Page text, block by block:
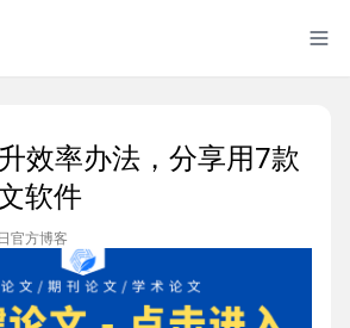
效率办法，分享用7款
软件
官方博客